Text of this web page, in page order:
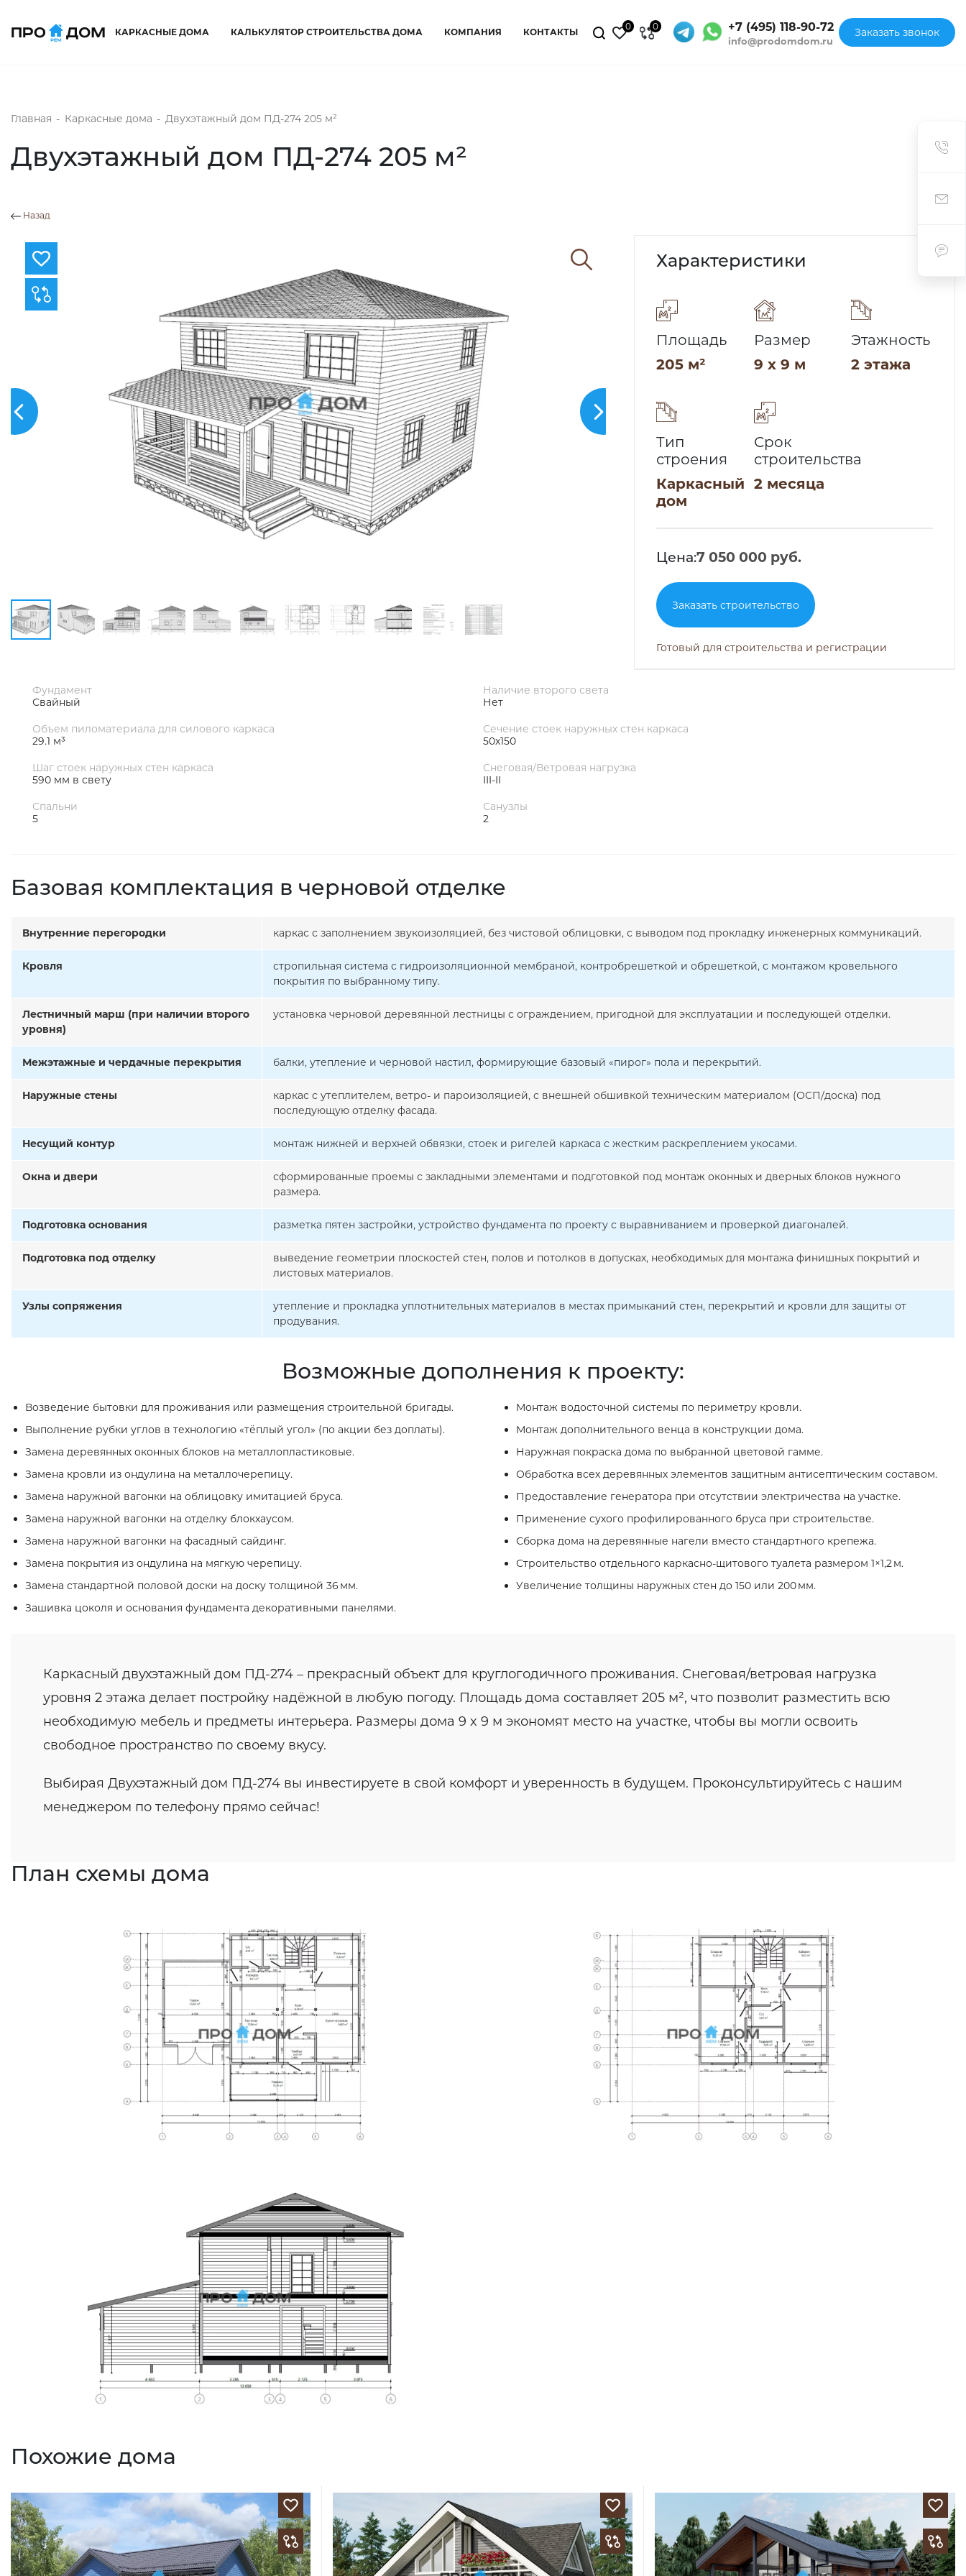
КАРКАСНЫЕ ДОМА КАЛЬКУЛЯТОР СТРОИТЕЛЬСТВА ДОМА КОМПАНИЯ КОНТАКТЫ
0 0 +7 (495) 118-90-72
info@prodomdom.ru
Заказать звонок
Главная - Каркасные дома - Двухэтажный дом ПД-274 205 м²
Двухэтажный дом ПД-274 205 м²
Назад
Характеристики
Площадь
205 м²
Размер
9 x 9 м
Этажность
2 этажа
Тип
строения
Каркасный
дом
Срок
строительства
2 месяца
Цена:7 050 000 руб.
Заказать строительство
Готовый для строительства и регистрации
Фундамент
Свайный
Наличие второго света
Нет
Объем пиломатериала для силового каркаса
29.1 м³
Сечение стоек наружных стен каркаса
50х150
Шаг стоек наружных стен каркаса
590 мм в свету
Снеговая/Ветровая нагрузка
III-II
Спальни
5
Санузлы
2
Базовая комплектация в черновой отделке
Внутренние перегородки каркас с заполнением звукоизоляцией, без чистовой облицовки, с выводом под прокладку инженерных коммуникаций.
Кровля
стропильная система с гидроизоляционной мембраной, контробрешеткой и обрешеткой, с монтажом кровельного
покрытия по выбранному типу.
Лестничный марш (при наличии второго
уровня)
установка черновой деревянной лестницы с ограждением, пригодной для эксплуатации и последующей отделки.
Межэтажные и чердачные перекрытия балки, утепление и черновой настил, формирующие базовый «пирог» пола и перекрытий.
Наружные стены
каркас с утеплителем, ветро- и пароизоляцией, с внешней обшивкой техническим материалом (ОСП/доска) под
последующую отделку фасада.
Несущий контур монтаж нижней и верхней обвязки, стоек и ригелей каркаса с жестким раскреплением укосами.
Окна и двери
сформированные проемы с закладными элементами и подготовкой под монтаж оконных и дверных блоков нужного
размера.
Подготовка основания разметка пятен застройки, устройство фундамента по проекту с выравниванием и проверкой диагоналей.
Подготовка под отделку
выведение геометрии плоскостей стен, полов и потолков в допусках, необходимых для монтажа финишных покрытий и
листовых материалов.
Узлы сопряжения
утепление и прокладка уплотнительных материалов в местах примыканий стен, перекрытий и кровли для защиты от
продувания.
Возможные дополнения к проекту:
Возведение бытовки для проживания или размещения строительной бригады.
Выполнение рубки углов в технологию «тёплый угол» (по акции без доплаты).
Замена деревянных оконных блоков на металлопластиковые.
Замена кровли из ондулина на металлочерепицу.
Замена наружной вагонки на облицовку имитацией бруса.
Замена наружной вагонки на отделку блокхаусом.
Замена наружной вагонки на фасадный сайдинг.
Замена покрытия из ондулина на мягкую черепицу.
Замена стандартной половой доски на доску толщиной 36 мм.
Зашивка цоколя и основания фундамента декоративными панелями.
Монтаж водосточной системы по периметру кровли.
Монтаж дополнительного венца в конструкции дома.
Наружная покраска дома по выбранной цветовой гамме.
Обработка всех деревянных элементов защитным антисептическим составом.
Предоставление генератора при отсутствии электричества на участке.
Применение сухого профилированного бруса при строительстве.
Сборка дома на деревянные нагели вместо стандартного крепежа.
Строительство отдельного каркасно‑щитового туалета размером 1×1,2 м.
Увеличение толщины наружных стен до 150 или 200 мм.
Каркасный двухэтажный дом ПД-274 – прекрасный объект для круглогодичного проживания. Снеговая/ветровая нагрузка
уровня 2 этажа делает постройку надёжной в любую погоду. Площадь дома составляет 205 м², что позволит разместить всю
необходимую мебель и предметы интерьера. Размеры дома 9 x 9 м экономят место на участке, чтобы вы могли освоить
свободное пространство по своему вкусу.
Выбирая Двухэтажный дом ПД-274 вы инвестируете в свой комфорт и уверенность в будущем. Проконсультируйтесь с нашим
менеджером по телефону прямо сейчас!
План схемы дома
Похожие дома